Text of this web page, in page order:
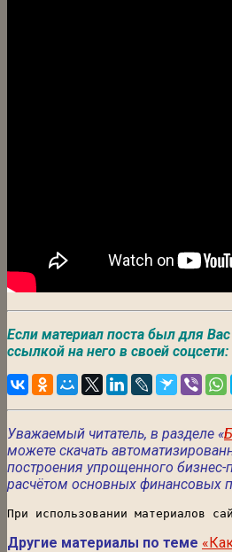
Если материал поста был для
ссылкой на него в своей соцсети:
Уважаемый читатель, в разделе «
можете скачать
построения упрощенного
расчётом основных финансовых
При использовании материалов
Другие материалы по теме